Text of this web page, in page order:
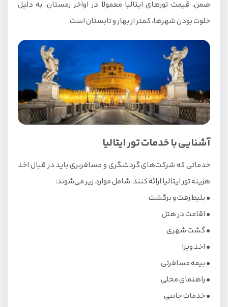
ضمن، قیمت تورهای ایتالیا معمولا در اواخر زمستان، به دلیل
خلوت بودن شهرها، کمتر از بهار و تابستان است.
آشنایی با خدمات تور ایتالیا
خدماتی که شرکت‌های گردشگری و مسافربری باید در قبال اخذ
هزینه تور ایتالیا ارائه کنند، شامل موارد زیر می‌شوند:
• بلیط رفت و برگشت
• اقامت در هتل
• گشت شهری
• اخذ ویزا
• بیمه مسافرتی
• راهنمای محلی
• خدمات جانبی